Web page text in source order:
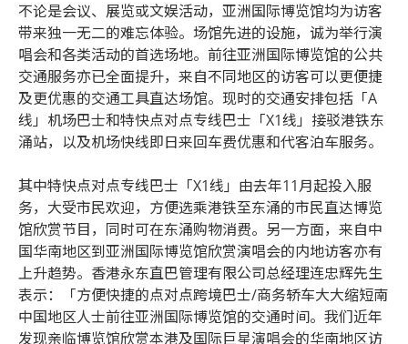
不论是会议、展览或文娱活动，亚洲国际博览馆均为访客
带来独一无二的难忘体验。场馆先进的设施，诚为举行演
唱会和各类活动的首选场地。前往亚洲国际博览馆的公共
交通服务亦已全面提升，来自不同地区的访客可以更便捷
及更优惠的交通工具直达场馆。现时的交通安排包括「A
线」机场巴士和特快点对点专线巴士「X1线」接驳港铁东
涌站，以及机场快线即日来回车费优惠和代客泊车服务。
其中特快点对点专线巴士「X1线」由去年11月起投入服
务，大受市民欢迎，方便选乘港铁至东涌的市民直达博览
馆欣赏节目，同时可在东涌购物消费。另一方面，来自中
国华南地区到亚洲国际博览馆欣赏演唱会的内地访客亦有
上升趋势。香港永东直巴管理有限公司总经理连忠辉先生
表示：「方便快捷的点对点跨境巴士/商务轿车大大缩短南
中国地区人士前往亚洲国际博览馆的交通时间。我们近年
发现亲临博览馆欣赏本港及国际巨星演唱会的华南地区访